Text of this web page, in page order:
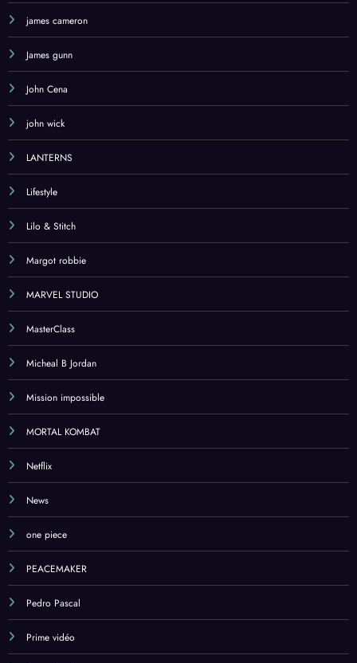
james cameron
James gunn
John Cena
john wick
LANTERNS
Lifestyle
Lilo & Stitch
Margot robbie
MARVEL STUDIO
MasterClass
Micheal B Jordan
Mission impossible
MORTAL KOMBAT
Netflix
News
one piece
PEACEMAKER
Pedro Pascal
Prime vidéo